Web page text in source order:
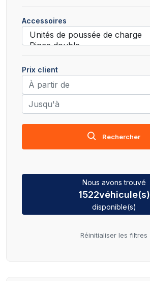
Accessoires
Prix client
Rechercher
Nous avons trouvé
1522véhicule(s)
disponible(s)
Réinitialiser les filtres